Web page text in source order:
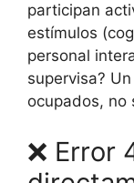
participan
estímulos
personal
supervisa?
ocupados, no
❌ Error